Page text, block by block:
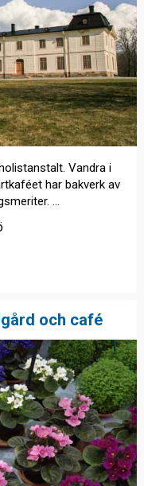
Vandra i
har bakverk av
...
och café